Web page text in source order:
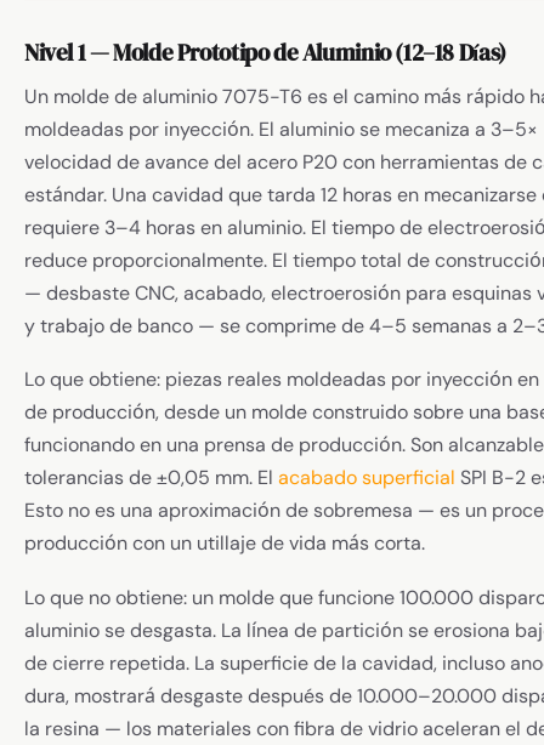
Nivel 1 — Molde Prototipo de Aluminio (12–18 Días)
Un molde de aluminio 7075-T6 es el camino más rápido
moldeadas por inyección. El aluminio se mecaniza a 3–5×
velocidad de avance del acero P20 con herramientas de
estándar. Una cavidad que tarda 12 horas en mecanizarse
requiere 3–4 horas en aluminio. El tiempo de
reduce proporcionalmente. El tiempo total de
— desbaste CNC, acabado, electroerosión para esquinas
y trabajo de banco — se comprime de 4–5 semanas a
Lo que obtiene: piezas reales moldeadas por inyección
de producción, desde un molde construido sobre una
funcionando en una prensa de producción. Son
tolerancias de ±0,05 mm. El acabado superficial SPI B-2
Esto no es una aproximación de sobremesa — es un
producción con un utillaje de vida más corta.
Lo que no obtiene: un molde que funcione 100.000
aluminio se desgasta. La línea de partición se erosiona
de cierre repetida. La superficie de la cavidad, incluso
dura, mostrará desgaste después de 10.000–20.000
la resina — los materiales con fibra de vidrio aceleran el